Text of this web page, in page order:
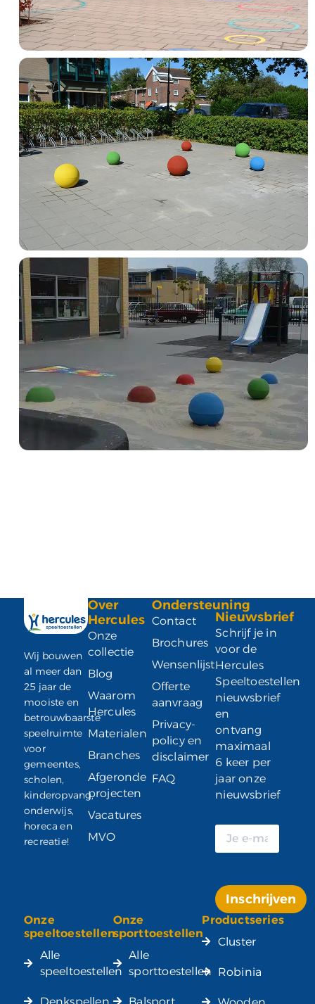
Wij bouwen
al meer dan
25 jaar de
mooiste en
betrouwbaarste
speelruimte
voor
gemeentes,
scholen,
kinderopvang,
onderwijs,
horeca en
recreatie!
Over
Hercules
Onze
collectie
Blog
Waarom
Hercules
Materialen
Branches
Afgeronde
projecten
Vacatures
MVO
Ondersteuning
Contact
Brochures
Wensenlijst
Offerte
aanvraag
Privacy-
policy en
disclaimer
FAQ
Nieuwsbrief
Schrijf je in
voor de
Hercules
Speeltoestellen
nieuwsbrief
en
ontvang
maximaal
6 keer per
jaar onze
nieuwsbrief
Inschrijven
Alternative:
Onze
speeltoestellen
Alle
speeltoestellen
Onze
sporttoestellen
Alle
sporttoestellen
Productseries
Cluster
Robinia